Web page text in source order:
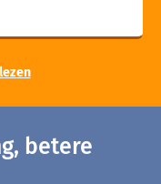
betere